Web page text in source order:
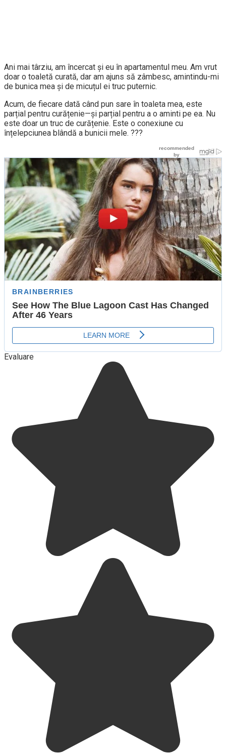
Ani mai târziu, am încercat și eu în apartamentul meu. Am vrut
doar o toaletă curată, dar am ajuns să zâmbesc, amintindu-mi
de bunica mea și de micuțul ei truc puternic.
Acum, de fiecare dată când pun sare în toaleta mea, este
parțial pentru curățenie—și parțial pentru a o aminti pe ea. Nu
este doar un truc de curățenie. Este o conexiune cu
înțelepciunea blândă a bunicii mele. ???
Evaluare